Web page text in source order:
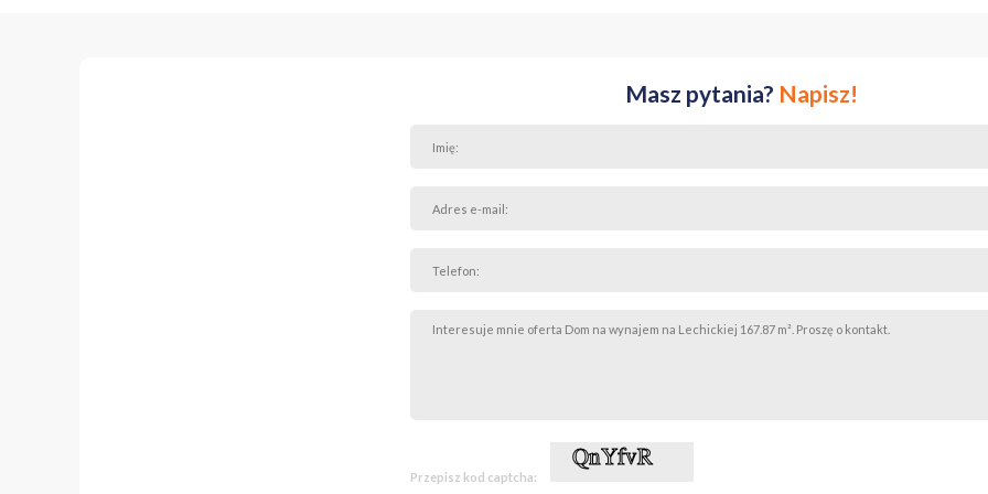
Osiedle „Wieża” to połączenie kameralności i świetnej komunikacji. W pobliżu znajdują się sklepy,
Warunki najmu
Opłaty za media i czynsz administracyjny: 3 260 zł
Opłaty za prąd wg rachunków (ok. 300zł)
Masz pytania? Napisz!
Przepisz kod captcha: